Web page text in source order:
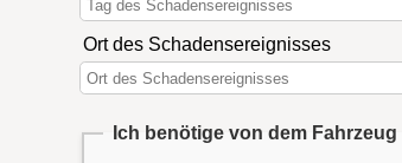
Ort des Schadensereignisses
Ich benötige von dem Fahrzeug